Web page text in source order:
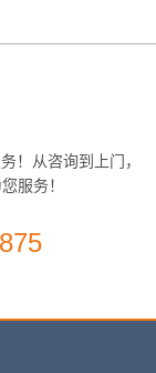
！从咨询到上门，
服务！